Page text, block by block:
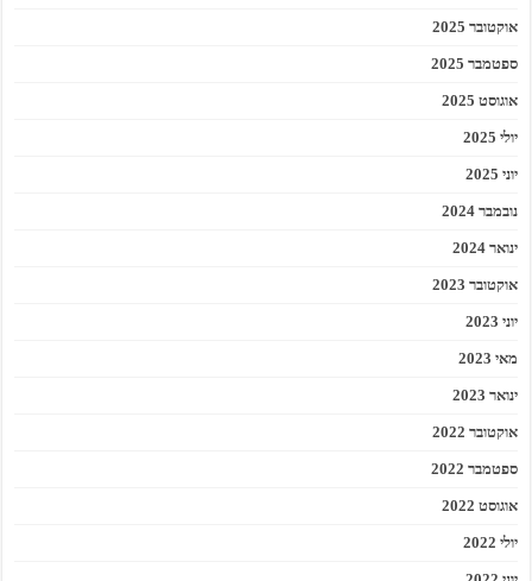
אוקטובר 2025
ספטמבר 2025
אוגוסט 2025
יולי 2025
יוני 2025
נובמבר 2024
ינואר 2024
אוקטובר 2023
יוני 2023
מאי 2023
ינואר 2023
אוקטובר 2022
ספטמבר 2022
אוגוסט 2022
יולי 2022